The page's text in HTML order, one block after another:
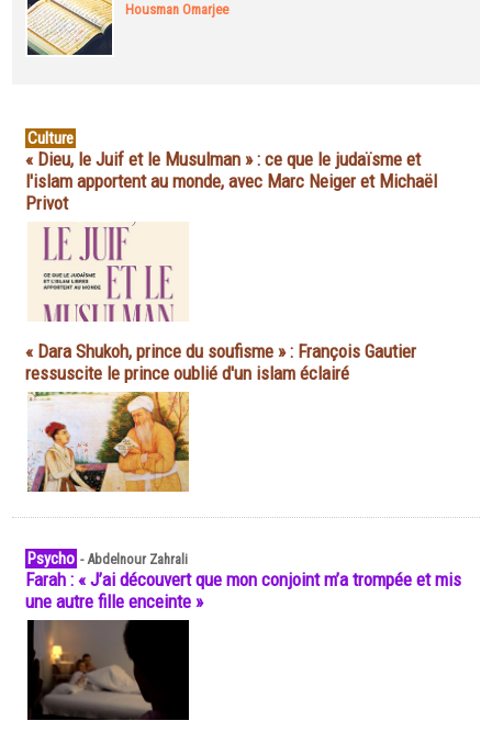
Housman Omarjee
Culture
« Dieu, le Juif et le Musulman » : ce que le judaïsme et
l'islam apportent au monde, avec Marc Neiger et Michaël
Privot
« Dara Shukoh, prince du soufisme » : François Gautier
ressuscite le prince oublié d'un islam éclairé
Psycho -Abdelnour Zahrali
Farah : « J’ai découvert que mon conjoint m’a trompée et mis
une autre fille enceinte »